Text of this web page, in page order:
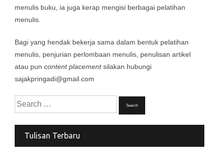
menulis buku, ia juga kerap mengisi berbagai pelatihan
menulis.
Bagi yang hendak bekerja sama dalam bentuk pelatihan
menulis, penjurian perlombaan menulis, penulisan artikel
atau pun content placementsilakan hubungi
sajakpringadi@gmail.com
Search
for:
Tulisan Terbaru